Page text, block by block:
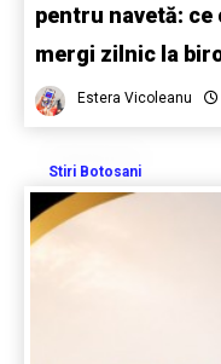
pentru navetă: ce
mergi zilnic la
Estera Vicoleanu
Stiri Botosani